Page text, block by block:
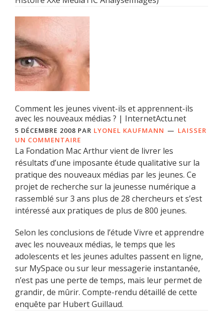
Comment les jeunes vivent-ils et apprennent-ils
avec les nouveaux médias ? | InternetActu.net
5 DÉCEMBRE 2008 PAR LYONEL KAUFMANN
LAISSER
UN COMMENTAIRE
La Fondation Mac Arthur vient de livrer les
résultats d’une imposante étude qualitative sur la
pratique des nouveaux médias par les jeunes. Ce
projet de recherche sur la jeunesse numérique a
rassemblé sur 3 ans plus de 28 chercheurs et s’est
intéressé aux pratiques de plus de 800 jeunes.
Selon les conclusions de l’étude Vivre et apprendre
avec les nouveaux médias, le temps que les
adolescents et les jeunes adultes passent en ligne,
sur MySpace ou sur leur messagerie instantanée,
n’est pas une perte de temps, mais leur permet de
grandir, de mûrir. Compte-rendu détaillé de cette
enquête par Hubert Guillaud.